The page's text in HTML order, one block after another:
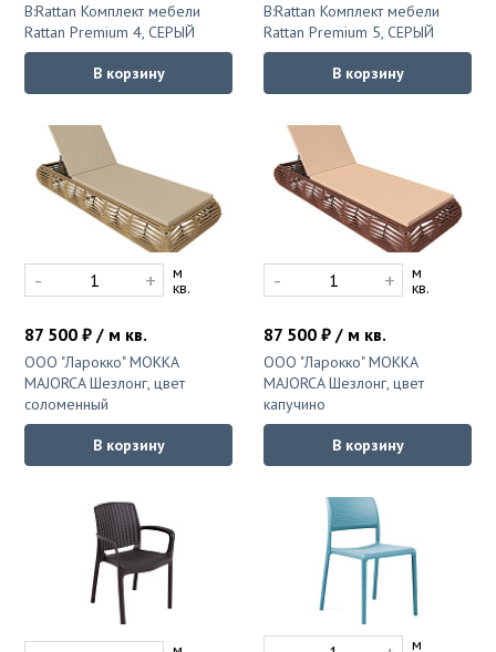
B:Rattan Комплект мебели
Rattan Premium 4, СЕРЫЙ
В корзину
B:Rattan Комплект мебели
Rattan Premium 5, СЕРЫЙ
В корзину
87 500 ₽ / м кв.
ООО "Ларокко" MOKKA
MAJORCA Шезлонг, цвет
соломенный
- + м
кв.
В корзину
87 500 ₽ / м кв.
ООО "Ларокко" MOKKA
MAJORCA Шезлонг, цвет
капучино
- + м
кв.
В корзину
м